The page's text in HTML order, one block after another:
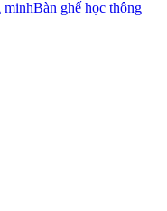
Bàn ghế học thông